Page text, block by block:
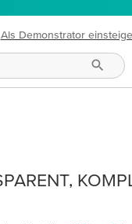
Als Demonstrator